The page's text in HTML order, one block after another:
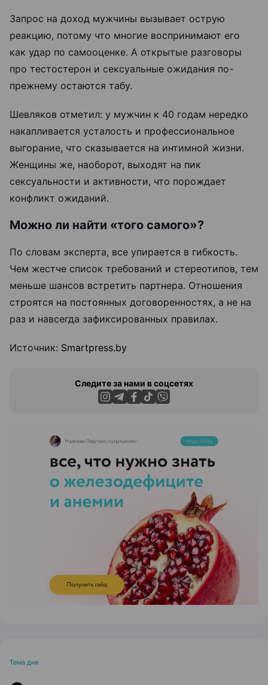
Запрос на доход мужчины вызывает острую
реакцию, потому что многие воспринимают его
как удар по самооценке. А открытые разговоры
про тестостерон и сексуальные ожидания по-
прежнему остаются табу.
Шевляков отметил: у мужчин к 40 годам нередко
накапливается усталость и профессиональное
выгорание, что сказывается на интимной жизни.
Женщины же, наоборот, выходят на пик
сексуальности и активности, что порождает
конфликт ожиданий.
Можно ли найти «того самого»?
По словам эксперта, все упирается в гибкость.
Чем жестче список требований и стереотипов, тем
меньше шансов встретить партнера. Отношения
строятся на постоянных договоренностях, а не на
раз и навсегда зафиксированных правилах.
Источник: Smartpress.by
Следите за нами в соцсетях
ЭФФЕКТИВНАЯ РЕКЛАМА НА САЙТЕ
Тема дня